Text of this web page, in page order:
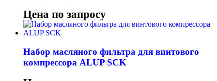
Цена по запросу
Набор масляного фильтра для винтового
компрессора ALUP SCK